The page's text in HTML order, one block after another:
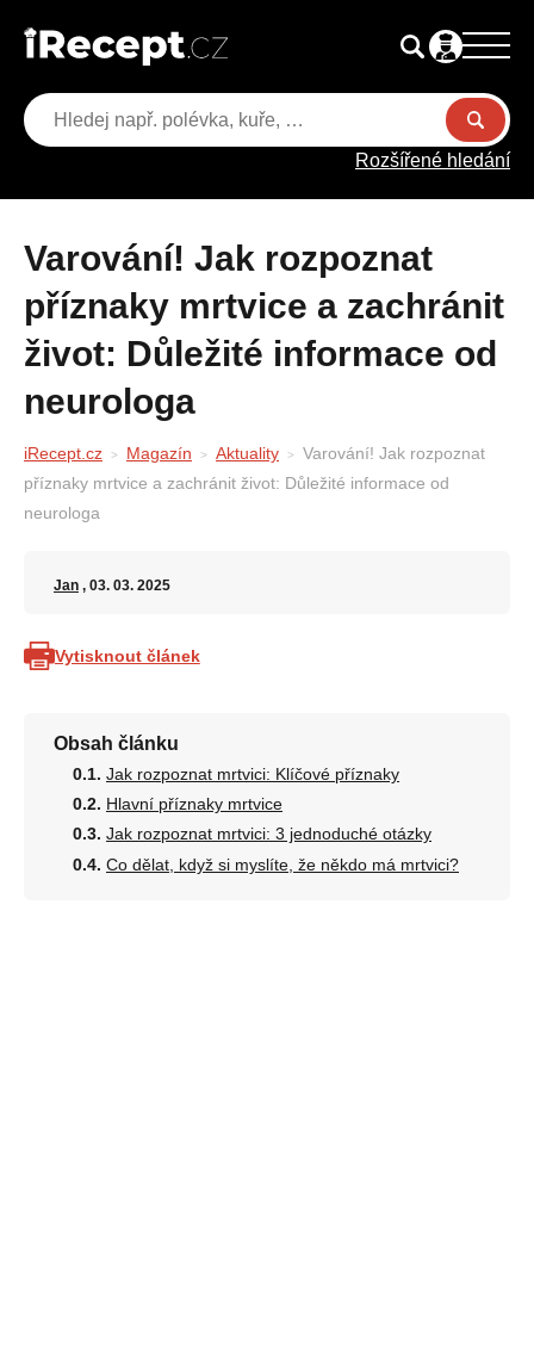
Rozšířené hledání
Varování! Jak rozpoznat
příznaky mrtvice a zachránit
život: Důležité informace od
neurologa
iRecept.cz Magazín Aktuality
Varování! Jak rozpoznat
příznaky mrtvice a zachránit život: Důležité informace od
neurologa
Jan , 03. 03. 2025
Vytisknout článek
Obsah článku
Jak rozpoznat mrtvici: Klíčové příznaky
Hlavní příznaky mrtvice
Jak rozpoznat mrtvici: 3 jednoduché otázky
Co dělat, když si myslíte, že někdo má mrtvici?